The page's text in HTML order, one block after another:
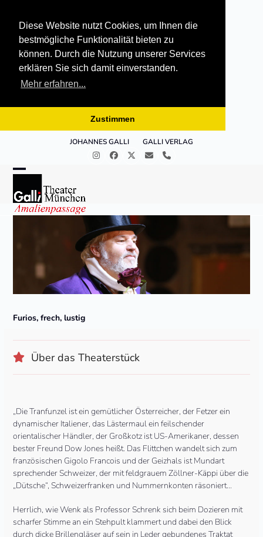
Diese Website nutzt Cookies, um Ihnen die
bestmögliche Funktionalität bieten zu
können. Durch die Nutzung unserer Services
erklären Sie sich damit einverstanden.
Mehr erfahren...
Zustimmen
JOHANNES GALLI GALLI VERLAG
InstagramFacebook
Twitter
E- Telefon
Open
mobile
menu
Close
mobile
menu
Furios, frech, lustig
Über das Theaterstück
„Die Tranfunzel ist ein gemütlicher Österreicher, der Fetzer ein
dynamischer Italiener, das Lästermaul ein feilschender
orientalischer Händler, der Großkotz ist US-Amerikaner, dessen
bester Freund Dow Jones heißt. Das Flittchen wandelt sich zum
französischen Gigolo Francois und der Geizhals ist Mundart
sprechender Schweizer, der mit feldgrauem Zöllner-Käppi über die
„Dütsche“, Schweizerfranken und Nummernkonten räsoniert…
Herrlich, wie Wenk als Professor Schrenk sich beim Dozieren mit
scharfer Stimme an ein Stehpult klammert und dabei den Blick
durch dicke Brillengläser auf sein in Leder gebundenes Traktat